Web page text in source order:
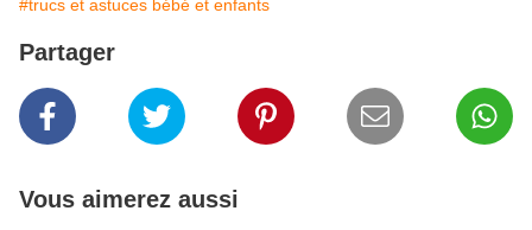
#trucs et astuces bébé et enfants
Partager
Vous aimerez aussi